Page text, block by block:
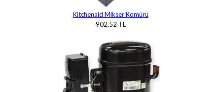
Kitchenaid Mikser Kömürü
902,52 TL